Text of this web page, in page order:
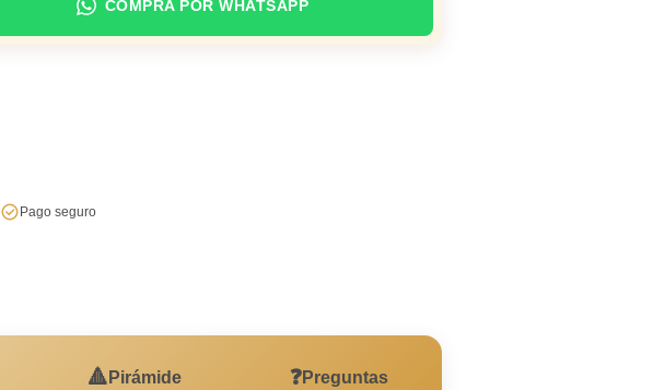
COMPRA POR WHATSAPP
Pago seguro
🔺 Pirámide ❓Preguntas